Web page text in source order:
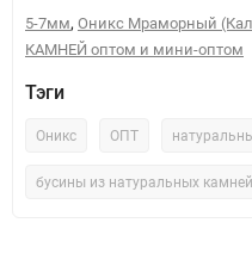
5-7мм, Оникс Мраморный
КАМНЕЙ оптом и мини-оптом
Тэги
Оникс ОПТ
бусины из натуральных камней